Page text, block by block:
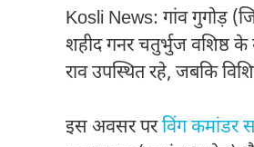
Kosli News: गांव गुगोड़
शहीद गनर चतुर्भुज वशिष्ठ
राव उपस्थित रहे, जबकि
इस अवसर परविंग कमांडर